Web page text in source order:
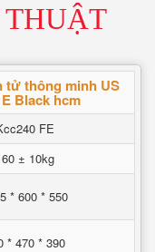
THUẬT
tử thông minh US
E Black hcm
FE
± 10kg
* 600 * 550
* 470 * 390